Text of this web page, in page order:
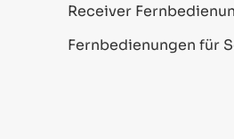
Receiver
Fernbedienungen für